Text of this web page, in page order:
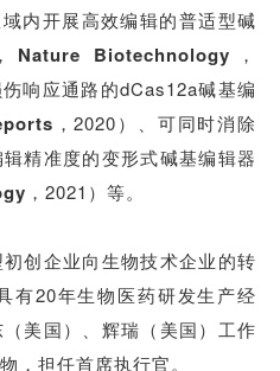
内开展高效编辑的普适型碱
Nature Biotechnology ，
响应通路的dCas12a碱基编
，2020）、可同时消除
精准度的变形式碱基编辑器
，2021）等。
创企业向生物技术企业的转
有20年生物医药研发生产经
美国）、辉瑞（美国）工作
，担任首席执行官。